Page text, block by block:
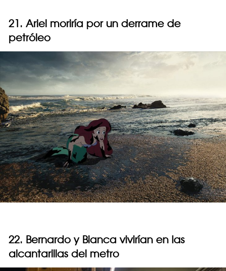
21. Ariel moriría por un derrame de
petróleo
22. Bernardo y Bianca vivirían en las
alcantarillas del metro